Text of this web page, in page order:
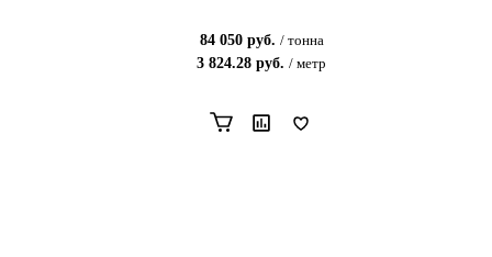
84 050руб. / тонна
3 824.28 руб. / метр